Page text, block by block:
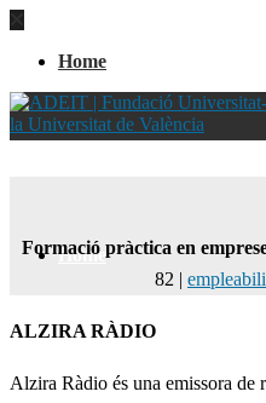
Home
Home
Formació pràctica en
82 |
ALZIRA RÀDIO
Alzira Ràdio és una emissora de